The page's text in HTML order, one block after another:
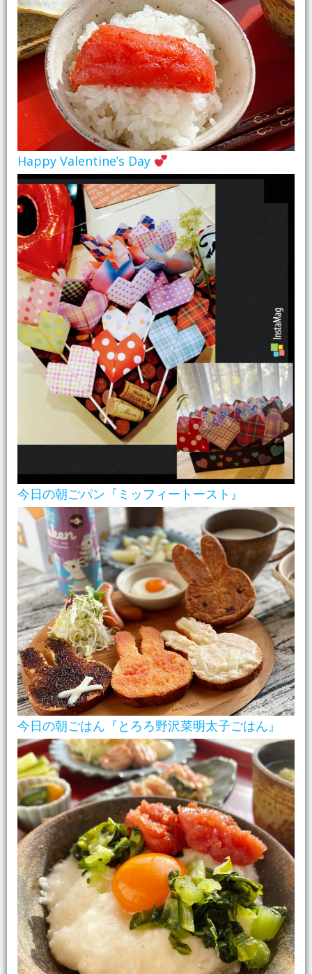
Happy Valentine’s Day
今日の朝ごパン『ミッフィートースト』
今日の朝ごはん『とろろ野沢菜明太子ごはん』